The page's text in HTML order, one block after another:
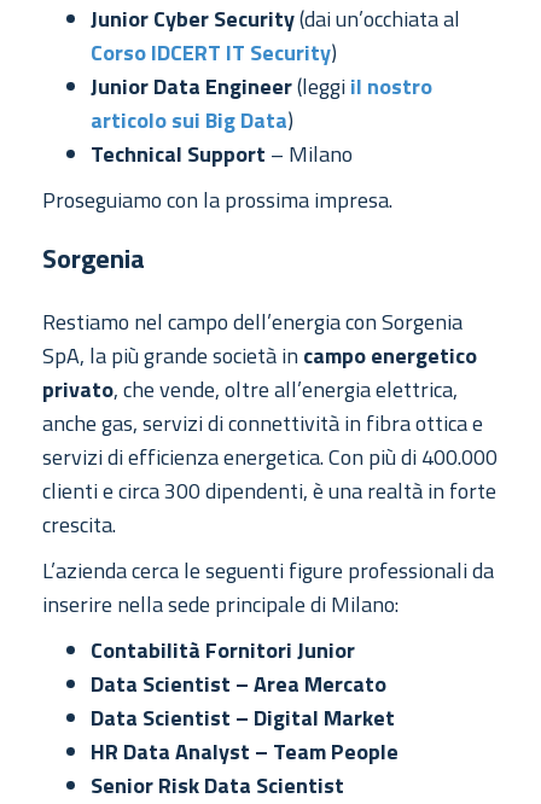
Junior Cyber Security(dai un’occhiata al
Corso IDCERT IT Security)
Junior Data Engineer(leggiil nostro
articolo sui Big Data)
Technical Support – Milano
Proseguiamo con la prossima impresa.
Sorgenia
Restiamo nel campo dell’energia con Sorgenia
SpA, la più grande società in campo energetico
privato, che vende, oltre all’energia elettrica,
anche gas, servizi di connettività in fibra ottica e
servizi di efficienza energetica. Con più di 400.000
clienti e circa 300 dipendenti, è una realtà in forte
crescita.
L’azienda cerca le seguenti figure professionali da
inserire nella sede principale di Milano:
Contabilità Fornitori Junior
Data Scientist – Area Mercato
Data Scientist – Digital Market
HR Data Analyst – Team People
Senior Risk Data Scientist